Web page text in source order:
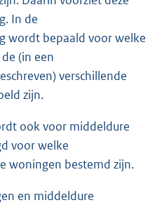
In de
wordt bepaald voor welke
(in een
verschillende
zijn.
ook voor middeldure
voor welke
woningen bestemd zijn.
en middeldure